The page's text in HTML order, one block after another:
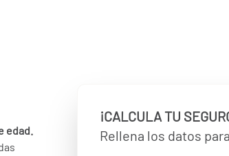
edad.
¡CALCULA TU
Rellena los datos